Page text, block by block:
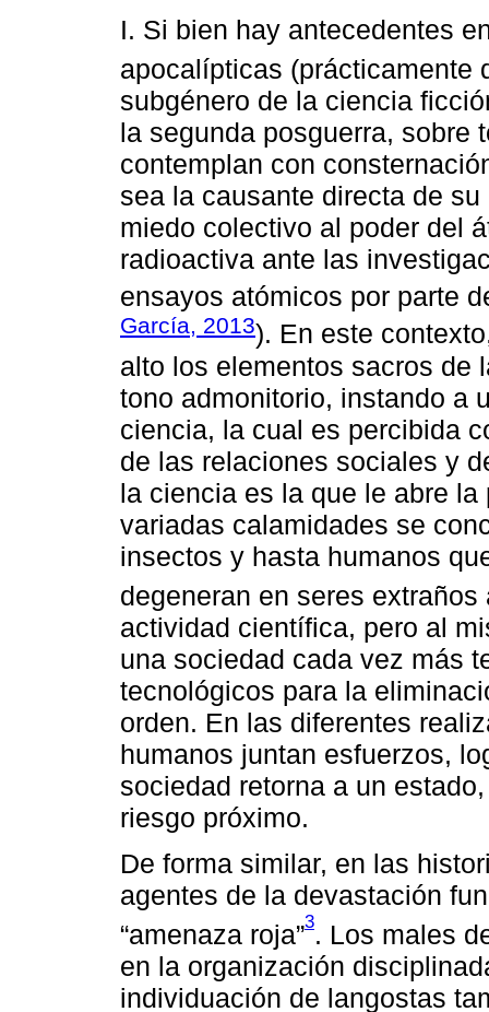
I. Si bien hay antecedentes
apocalípticas (prácticamente
subgénero de la ciencia
la segunda posguerra, sobre
contemplan con
sea la causante directa de
miedo colectivo al poder del
radioactiva ante las
ensayos atómicos por parte
García, 2013). En este
alto los elementos sacros de
tono admonitorio, instando a
ciencia, la cual es percibida
de las relaciones sociales y
la ciencia es la que le abre
variadas calamidades se
insectos y hasta humanos
degeneran en seres extraños
actividad científica, pero al
una sociedad cada vez más
tecnológicos para la
orden. En las diferentes
humanos juntan esfuerzos,
sociedad retorna a un
riesgo próximo.
De forma similar, en las
agentes de la devastación
“amenaza roja”3. Los males
en la organización
individuación de langostas